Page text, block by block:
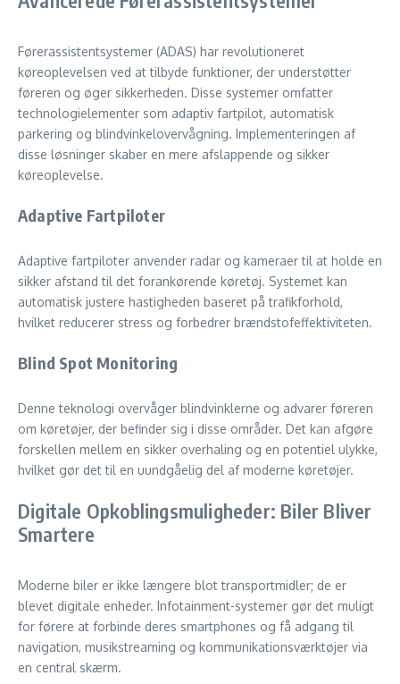
Førerassistentsystemer (ADAS) har revolutioneret
køreoplevelsen ved at tilbyde funktioner, der understøtter
føreren og øger sikkerheden. Disse systemer omfatter
technologielementer som adaptiv fartpilot, automatisk
parkering og blindvinkelovervågning. Implementeringen af
disse løsninger skaber en mere afslappende og sikker
køreoplevelse.
Adaptive Fartpiloter
Adaptive fartpiloter anvender radar og kameraer til at holde en
sikker afstand til det forankørende køretøj. Systemet kan
automatisk justere hastigheden baseret på trafikforhold,
hvilket reducerer stress og forbedrer brændstofeffektiviteten.
Blind Spot Monitoring
Denne teknologi overvåger blindvinklerne og advarer føreren
om køretøjer, der befinder sig i disse områder. Det kan afgøre
forskellen mellem en sikker overhaling og en potentiel ulykke,
hvilket gør det til en uundgåelig del af moderne køretøjer.
Digitale Opkoblingsmuligheder: Biler Bliver
Smartere
Moderne biler er ikke længere blot transportmidler; de er
blevet digitale enheder. Infotainment-systemer gør det muligt
for førere at forbinde deres smartphones og få adgang til
navigation, musikstreaming og kommunikationsværktøjer via
en central skærm.